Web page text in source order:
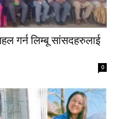
गर्न लिम्बू सांसदहरुलाई
0